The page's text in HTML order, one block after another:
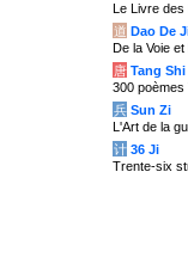
Le Livre des
道 Dao De
De la Voie et
唐 Tang Shi
300 poèmes
兵 Sun Zi
L'Art de la
计 36 Ji
Trente-six